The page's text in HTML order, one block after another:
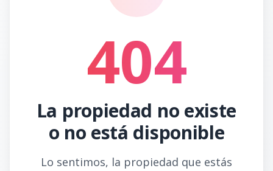
404
La propiedad no existe
o no está disponible
Lo sentimos, la propiedad que estás